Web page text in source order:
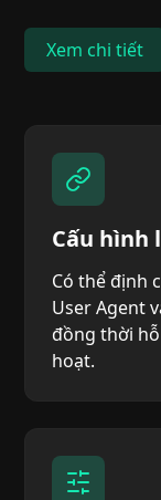
Xem chi tiết
Cấu hình
Có thể định
User Agent
đồng thời
hoạt.